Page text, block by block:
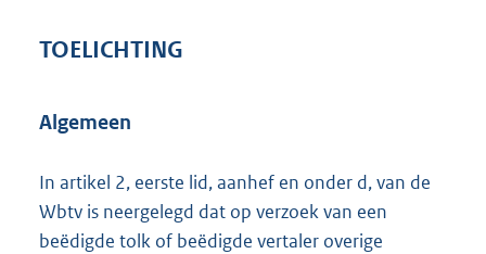
TOELICHTING
Algemeen
In artikel 2, eerste lid, aanhef en onder d, van de
Wbtv is neergelegd dat op verzoek van een
beëdigde tolk of beëdigde vertaler overige